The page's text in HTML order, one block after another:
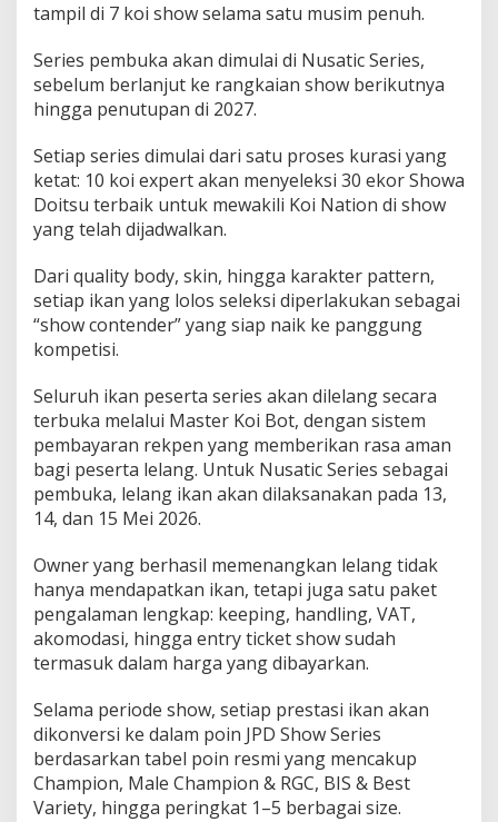
tampil di 7 koi show selama satu musim penuh.
Series pembuka akan dimulai di Nusatic Series,
sebelum berlanjut ke rangkaian show berikutnya
hingga penutupan di 2027.
Setiap series dimulai dari satu proses kurasi yang
ketat: 10 koi expert akan menyeleksi 30 ekor Showa
Doitsu terbaik untuk mewakili Koi Nation di show
yang telah dijadwalkan.
Dari quality body, skin, hingga karakter pattern,
setiap ikan yang lolos seleksi diperlakukan sebagai
“show contender” yang siap naik ke panggung
kompetisi.
Seluruh ikan peserta series akan dilelang secara
terbuka melalui Master Koi Bot, dengan sistem
pembayaran rekpen yang memberikan rasa aman
bagi peserta lelang. Untuk Nusatic Series sebagai
pembuka, lelang ikan akan dilaksanakan pada 13,
14, dan 15 Mei 2026.
Owner yang berhasil memenangkan lelang tidak
hanya mendapatkan ikan, tetapi juga satu paket
pengalaman lengkap: keeping, handling, VAT,
akomodasi, hingga entry ticket show sudah
termasuk dalam harga yang dibayarkan.
Selama periode show, setiap prestasi ikan akan
dikonversi ke dalam poin JPD Show Series
berdasarkan tabel poin resmi yang mencakup
Champion, Male Champion & RGC, BIS & Best
Variety, hingga peringkat 1–5 berbagai size.